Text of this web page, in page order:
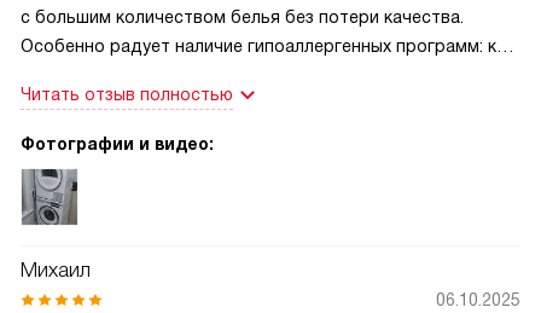
с большим количеством белья без потери качества.
Особенно радует наличие гипоаллергенных программ: как
кожей, я ценю возможность тщательно прополоскать
вещи и удалить остатки моющего средства. Программа
важный плюс — скорость отжима до 1800 об/мин: бельё
после стирки почти сухое, что существенно сокращает
режимы для джинсов, спортивной одежды и постельного
белья — всё подобрано с учётом реальных потребностей
Читать отзыв полностью
Фотографии и видео:
Михаил
06.10.2025